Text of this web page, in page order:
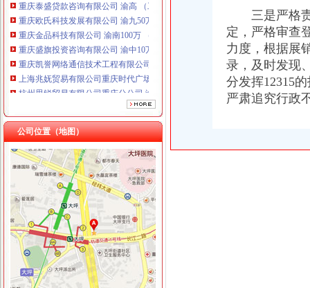
重庆欧氏科技发展有限公司 渝九50万 （进出口权）
重庆金品科技有限公司 渝南100万 （进出口权）
重庆盛旗投资咨询有限公司 渝中10万 （工商注册）
重庆凯誉网络通信技术工程有限公司渝中分公司 （工商注册）
上海兆妩贸易有限公司重庆时代广场分公司 渝中 （工商注册）
杭州思锐贸易有限公司重庆分公司 渝中 （工商注册）
重庆戴盛贷款咨询有限公司
重庆伟尚科技发展有限公司 渝高100万 （工商注册）
重庆泰盛贷款咨询有限公司 渝高 （工商注册）
重庆欧氏科技发展有限公司 渝九50万 （进出口权）
重庆金品科技有限公司 渝南100万 （进出口权）
重庆盛旗投资咨询有限公司 渝中10万 （工商注册）
重庆凯誉网络通信技术工程有限公司渝中分公司 （工商注册）
上海兆妩贸易有限公司重庆时代广场分公司 渝中 （工商注册）
杭州思锐贸易有限公司重庆分公司 渝中 （工商注册）
重庆百谷农业开发有限公司 渝中650万 （注册）
公司位置（地图）
工商动态
梁平局重拳整校园周边环境为新学期营造良好的重庆代办营业执照学习环境
璧山局拟从三个步骤积开展“3.15”重庆代办营业执照活动
渝北局重庆代办公司工商登记窗口获区行政大厅综合考核第一名
高新园局渝中区工商代办三项措施化节后烟花竹监管
永川局“六紧扣六注重”重庆代办公司早安排早部署3·15年主题活动
梁平局突出五“点”渝中区工商代办切实整农村食品市场
市重庆代办公司局办公室四大措施推进信访工作
三是严格责
定，严格审查
力度，根据展
录，及时发现
分发挥12315
严肃追究行政